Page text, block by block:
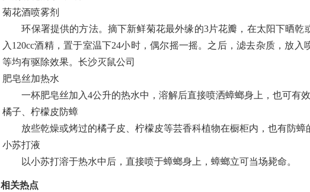
菊花酒喷雾剂
环保署提供的方法。摘下新鲜菊花最外缘的3片花瓣，在太阳下晒乾
入120cc酒精，置于室温下24小时，偶尔摇一摇。之后，滤去杂质，放
等均有驱除效果。长沙灭鼠公司
肥皂丝加热水
一杯肥皂丝加入4公升的热水中，溶解后直接喷洒蟑螂身上，也可有效
橘子、柠檬皮防蟑
放些乾燥或烤过的橘子皮、柠檬皮等芸香科植物在橱柜内，也有防蟑
小苏打液
以小苏打溶于热水中后，直接喷于蟑螂身上，蟑螂立可当场毙命。
相关热点